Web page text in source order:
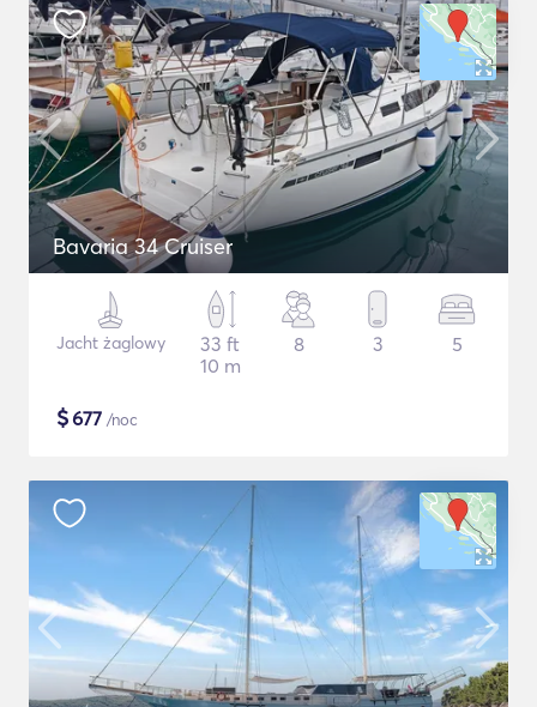
Bavaria 34 Cruiser
Jacht żaglowy
33 ft
10 m
8 3 5
$677 /noc